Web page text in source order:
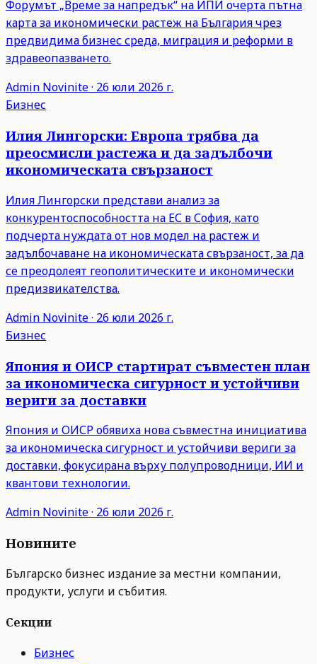
Форумът „Време за напредък“ на ИПИ очерта пътна
карта за икономически растеж на България чрез
предвидима бизнес среда, миграция и реформи в
здравеопазването.
Admin Novinite· 26 юли 2026 г.
Бизнес
Илия Лингорски: Европа трябва да
преосмисли растежа и да задълбочи
икономическата свързаност
Илия Лингорски представи анализ за
конкурентоспособността на ЕС в София, като
подчерта нуждата от нов модел на растеж и
задълбочаване на икономическата свързаност, за да
се преодолеят геополитическите и икономически
предизвикателства.
Admin Novinite· 26 юли 2026 г.
Бизнес
Япония и ОИСР стартират съвместен план
за икономическа сигурност и устойчиви
вериги за доставки
Япония и ОИСР обявиха нова съвместна инициатива
за икономическа сигурност и устойчиви вериги за
доставки, фокусирана върху полупроводници, ИИ и
квантови технологии.
Admin Novinite· 26 юли 2026 г.
Новините
Българско бизнес издание за местни компании,
продукти, услуги и събития.
Секции
Бизнес